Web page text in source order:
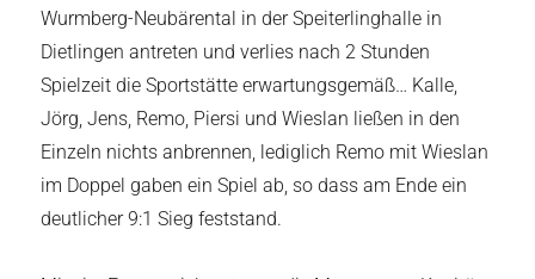
Wurmberg-Neubärental in der Speiterlinghalle in
Dietlingen antreten und verlies nach 2 Stunden
Spielzeit die Sportstätte erwartungsgemäß… Kalle,
Jörg, Jens, Remo, Piersi und Wieslan ließen in den
Einzeln nichts anbrennen, lediglich Remo mit Wieslan
im Doppel gaben ein Spiel ab, so dass am Ende ein
deutlicher 9:1 Sieg feststand.